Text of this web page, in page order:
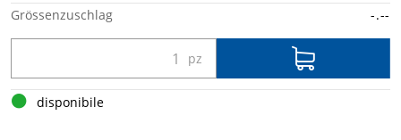
Grössenzuschlag -.--
disponibile